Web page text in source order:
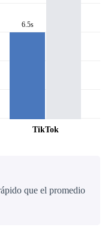
6.5s
TikTok
que el promedio